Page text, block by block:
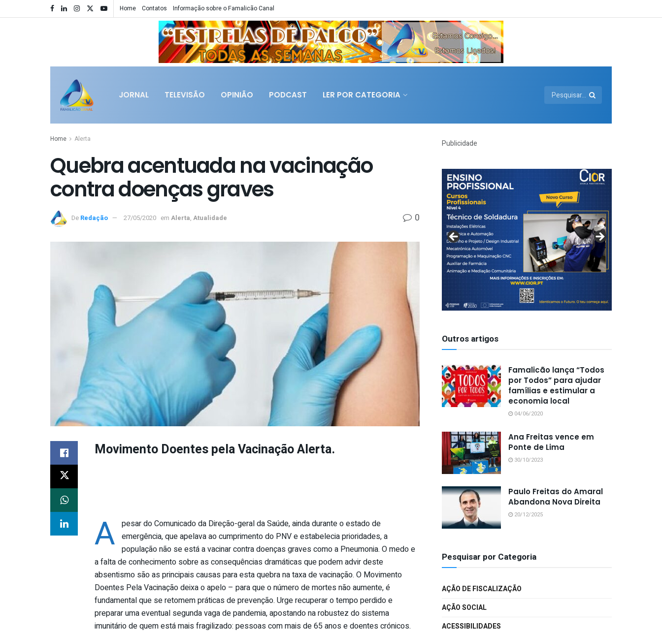
Home Contatos Informação sobre o Famalicão Canal
JORNAL TELEVISÃO OPINIÃO PODCAST LER POR CATEGORIA
Home Alerta
Quebra acentuada na vacinação
contra doenças graves
De Redação 27/05/2020 em Alerta, Atualidade 0
Movimento Doentes pela Vacinação Alerta.
A pesar do Comunicado da Direção-geral da Saúde, ainda durante o estado de
emergência, que apelava ao cumprimento do PNV e estabelecia prioridades, a
população não se está a vacinar contra doenças graves como a Pneumonia. O medo e
a falta de conhecimento sobre as consequências dramáticas que podem advir deste
absentismo são as principais causas para esta quebra na taxa de vacinação. O Movimento
Doentes Pela Vacinação deixa o apelo – para que o número de mortes não aumente, é
fundamental que se retomem práticas de prevenção. Urge recuperar o tempo perdido e
preparar uma eventual segunda vaga de pandemia, apostando na robustez do sistema
imunitário de quem está mais fragilizado: pessoas com mais de 65 anos e doentes crónicos.
Publicidade
Outros artigos
Famalicão lança “Todos
por Todos” para ajudar
famílias e estimular a
economia local
04/06/2020
Ana Freitas vence em
Ponte de Lima
30/10/2023
Paulo Freitas do Amaral
Abandona Nova Direita
20/12/2025
Pesquisar por Categoria
AÇÃO DE FISCALIZAÇÃO
AÇÃO SOCIAL
ACESSIBILIDADES